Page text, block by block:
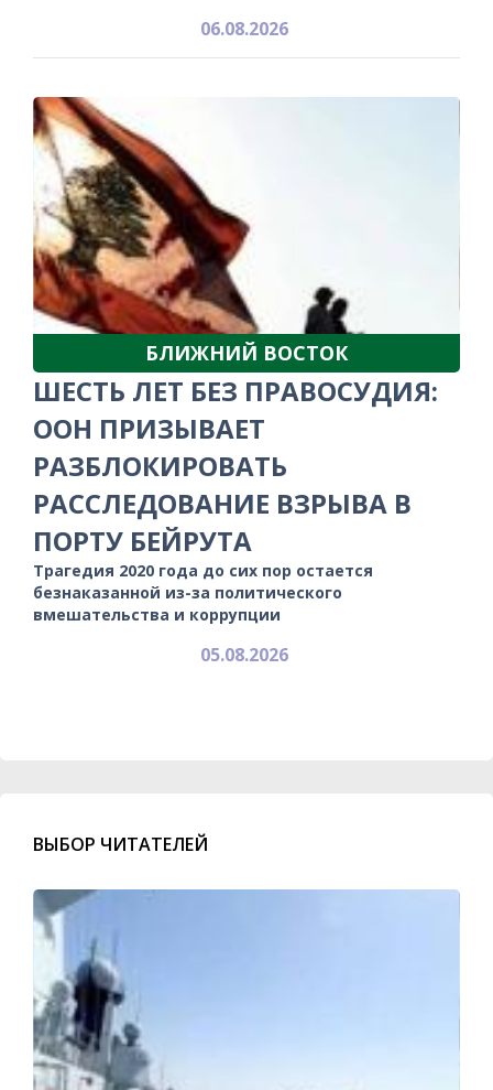
06.08.2026
БЛИЖНИЙ ВОСТОК
ШЕСТЬ ЛЕТ БЕЗ ПРАВОСУДИЯ:
ООН ПРИЗЫВАЕТ
РАЗБЛОКИРОВАТЬ
РАССЛЕДОВАНИЕ ВЗРЫВА В
ПОРТУ БЕЙРУТА
Трагедия 2020 года до сих пор остается
безнаказанной из-за политического
вмешательства и коррупции
05.08.2026
ВЫБОР ЧИТАТЕЛЕЙ